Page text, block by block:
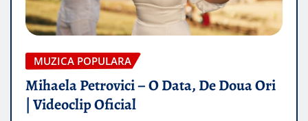
MUZICA POPULARA
Mihaela Petrovici – O Data, De Doua Ori
| Videoclip Oficial